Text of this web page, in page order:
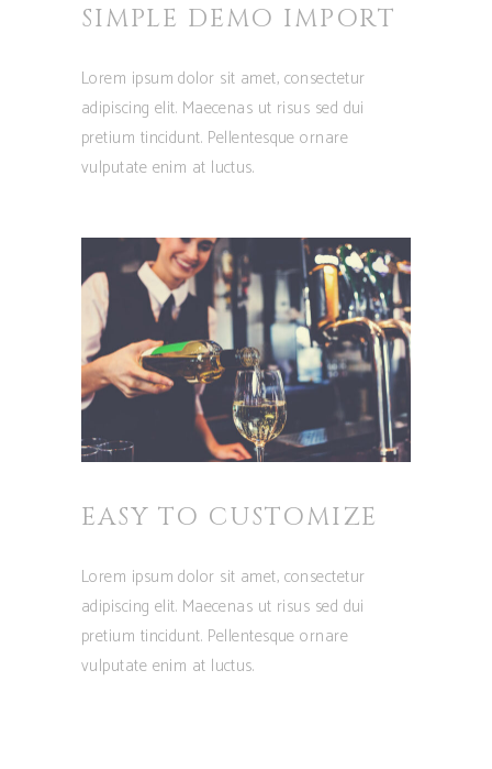
SIMPLE DEMO IMPORT
Lorem ipsum dolor sit amet, consectetur
adipiscing elit. Maecenas ut risus sed dui
pretium tincidunt. Pellentesque ornare
vulputate enim at luctus.
EASY TO CUSTOMIZE
Lorem ipsum dolor sit amet, consectetur
adipiscing elit. Maecenas ut risus sed dui
pretium tincidunt. Pellentesque ornare
vulputate enim at luctus.